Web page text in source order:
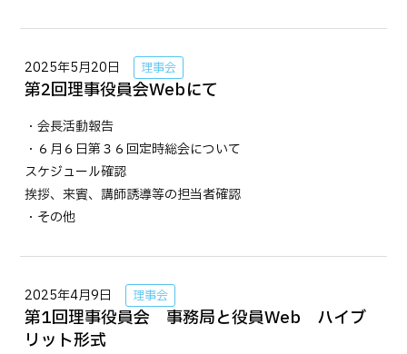
2025年5月20日 理事会
第2回理事役員会Webにて
・会長活動報告
・６月６日第３６回定時総会について
スケジュール確認
挨拶、来賓、講師誘導等の担当者確認
・その他
2025年4月9日 理事会
第1回理事役員会 事務局と役員Web ハイブ
リット形式